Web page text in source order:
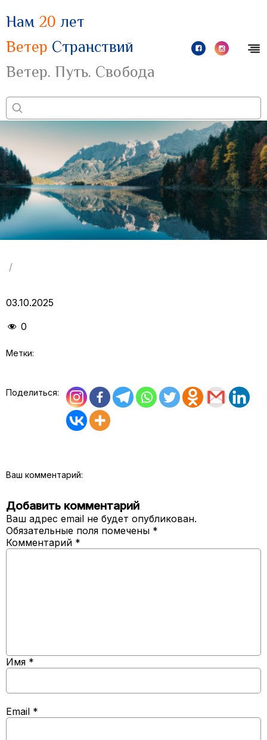
Нам 20 лет
Ветер Странствий
Ветер. Путь. Свобода
/
03.10.2025
0
Метки:
Поделиться:
Ваш комментарий:
Добавить комментарий
Ваш адрес email не будет опубликован.
Обязательные поля помечены *
Комментарий *
Имя *
Email *